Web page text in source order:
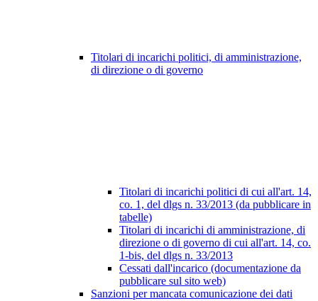
Titolari di incarichi politici, di amministrazione,
di direzione o di governo
Titolari di incarichi politici di cui all'art. 14,
co. 1, del dlgs n. 33/2013 (da pubblicare in
tabelle)
Titolari di incarichi di amministrazione, di
direzione o di governo di cui all'art. 14, co.
1-bis, del dlgs n. 33/2013
Cessati dall'incarico (documentazione da
pubblicare sul sito web)
Sanzioni per mancata comunicazione dei dati